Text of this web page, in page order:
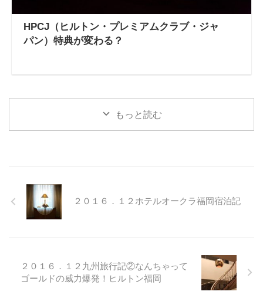
HPCJ（ヒルトン・プレミアムクラブ・ジャ
パン）特典が変わる？
もっと読む
２０１６．１２ホテルオークラ福岡宿泊記
２０１６．１２九州旅行記②なんちゃって
ゴールドの威力爆発！ヒルトン福岡